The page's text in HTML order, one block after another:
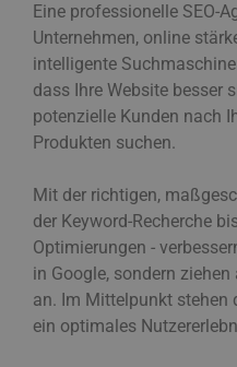
Eine professionelle SEO-
Unternehmen, online
intelligente
dass Ihre Website besser
potenzielle Kunden nach
Produkten suchen.
Mit der richtigen,
der Keyword-Recherche
Optimierungen -
in Google, sondern
an. Im Mittelpunkt stehen
ein optimales